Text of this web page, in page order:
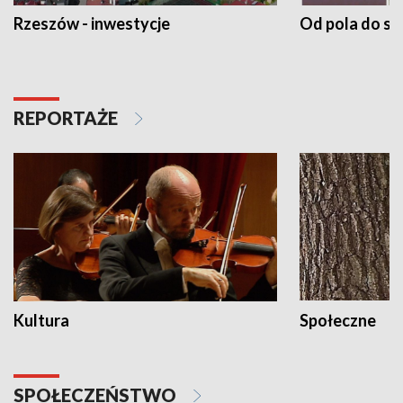
Rzeszów - inwestycje Od pola do
REPORTAŻE
Kultura Społeczne
SPOŁECZEŃSTWO